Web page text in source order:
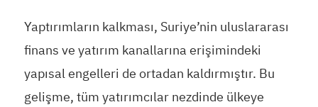
Yaptırımların kalkması, Suriye’nin uluslararası
finans ve yatırım kanallarına erişimindeki
yapısal engelleri de ortadan kaldırmıştır. Bu
gelişme, tüm yatırımcılar nezdinde ülkeye